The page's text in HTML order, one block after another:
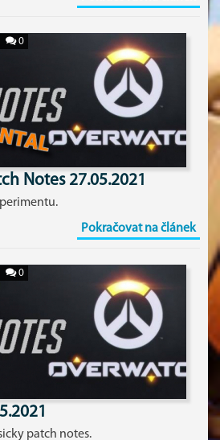
0
Notes 27.05.2021
Pokračovat na článek
0
patch notes.